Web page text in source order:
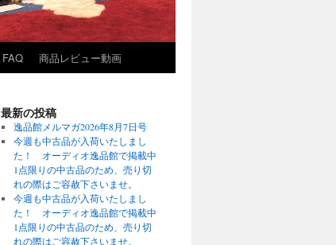
FAQ 商品レビュー動画
最新の投稿
逸品館メルマガ2026年8月7日号
今週も中古品が入荷いたしまし
た！ オーディオ逸品館で掲載中
1点限りの中古品のため、売り切
れの際はご容赦下さいませ。
今週も中古品が入荷いたしまし
た！ オーディオ逸品館で掲載中
1点限りの中古品のため、売り切
れの際はご容赦下さいませ。